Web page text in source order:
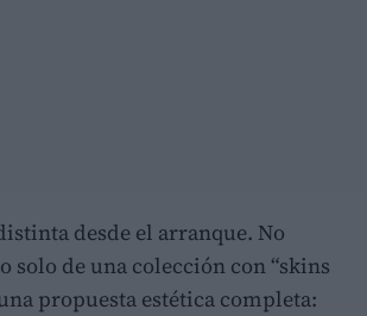
desde el arranque. No
solo de una colección con “skins
propuesta estética completa: